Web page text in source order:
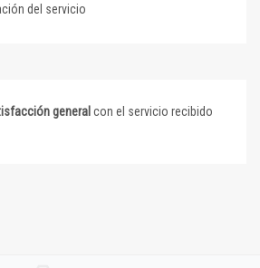
del servicio
general con el servicio recibido